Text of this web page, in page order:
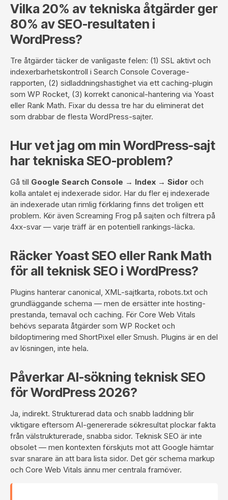
Vilka 20% av tekniska åtgärder ger
80% av SEO-resultaten i
WordPress?
Tre åtgärder täcker de vanligaste felen: (1) SSL aktivt och
indexerbarhetskontroll i Search Console Coverage-
rapporten, (2) sidladdningshastighet via ett caching-plugin
som WP Rocket, (3) korrekt canonical-hantering via Yoast
eller Rank Math. Fixar du dessa tre har du eliminerat det
som drabbar de flesta WordPress-sajter.
Hur vet jag om min WordPress-sajt
har tekniska SEO-problem?
Gå till Google Search Console → Index → Sidor och
kolla antalet ej indexerade sidor. Har du fler ej indexerade
än indexerade utan rimlig förklaring finns det troligen ett
problem. Kör även Screaming Frog på sajten och filtrera på
4xx-svar — varje träff är en potentiell rankings-läcka.
Räcker Yoast SEO eller Rank Math
för all teknisk SEO i WordPress?
Plugins hanterar canonical, XML-sajtkarta, robots.txt och
grundläggande schema — men de ersätter inte hosting-
prestanda, temaval och caching. För Core Web Vitals
behövs separata åtgärder som WP Rocket och
bildoptimering med ShortPixel eller Smush. Plugins är en del
av lösningen, inte hela.
Påverkar AI-sökning teknisk SEO
för WordPress 2026?
Ja, indirekt. Strukturerad data och snabb laddning blir
viktigare eftersom AI-genererade sökresultat plockar fakta
från välstrukturerade, snabba sidor. Teknisk SEO är inte
obsolet — men kontexten förskjuts mot att Google hämtar
svar snarare än att bara lista sidor. Det gör schema markup
och Core Web Vitals ännu mer centrala framöver.